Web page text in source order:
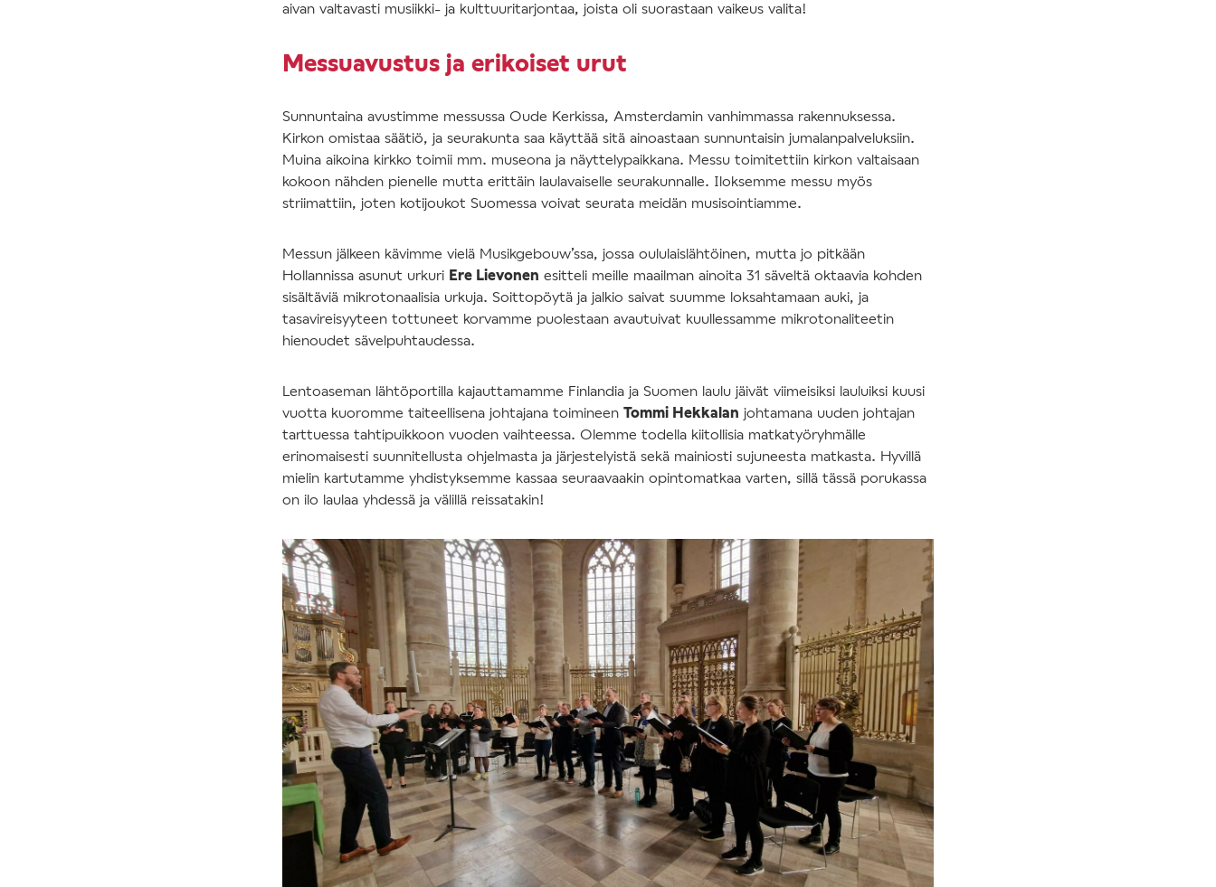
aivan valtavasti musiikki- ja kulttuuritarjontaa, joista oli suorastaan vaikeus valita!
Messuavustus ja erikoiset urut
Sunnuntaina avustimme messussa Oude Kerkissa, Amsterdamin vanhimmassa rakennuksessa.
Kirkon omistaa säätiö, ja seurakunta saa käyttää sitä ainoastaan sunnuntaisin jumalanpalveluksiin.
Muina aikoina kirkko toimii mm. museona ja näyttelypaikkana. Messu toimitettiin kirkon valtaisaan
kokoon nähden pienelle mutta erittäin laulavaiselle seurakunnalle. Iloksemme messu myös
striimattiin, joten kotijoukot Suomessa voivat seurata meidän musisointiamme.
Messun jälkeen kävimme vielä Musikgebouw’ssa, jossa oululaislähtöinen, mutta jo pitkään
Hollannissa asunut urkuri Ere Lievonen esitteli meille maailman ainoita 31 säveltä oktaavia kohden
sisältäviä mikrotonaalisia urkuja. Soittopöytä ja jalkio saivat suumme loksahtamaan auki, ja
tasavireisyyteen tottuneet korvamme puolestaan avautuivat kuullessamme mikrotonaliteetin
hienoudet sävelpuhtaudessa.
Lentoaseman lähtöportilla kajauttamamme Finlandia ja Suomen laulu jäivät viimeisiksi lauluiksi kuusi
vuotta kuoromme taiteellisena johtajana toimineen Tommi Hekkalan johtamana uuden johtajan
tarttuessa tahtipuikkoon vuoden vaihteessa. Olemme todella kiitollisia matkatyöryhmälle
erinomaisesti suunnitellusta ohjelmasta ja järjestelyistä sekä mainiosti sujuneesta matkasta. Hyvillä
mielin kartutamme yhdistyksemme kassaa seuraavaakin opintomatkaa varten, sillä tässä porukassa
on ilo laulaa yhdessä ja välillä reissatakin!